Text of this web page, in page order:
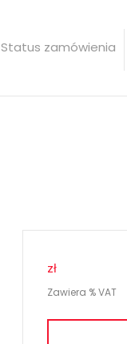
Status zamówienia
zł
Zawiera % VAT